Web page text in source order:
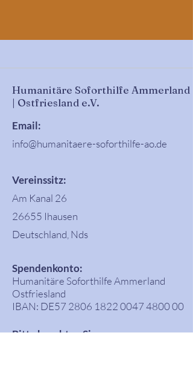
Humanitäre Soforthilfe Ammerland
| Ostfriesland e.V.
Email:
info@humanitaere-soforthilfe-ao.de
Vereinssitz:
Am Kanal 26
26655 Ihausen
Deutschland, Nds
Spendenkonto:
Humanitäre Soforthilfe Ammerland
Ostfriesland
IBAN: DE57 2806 1822 0047 480000
Bitte beachten Sie: